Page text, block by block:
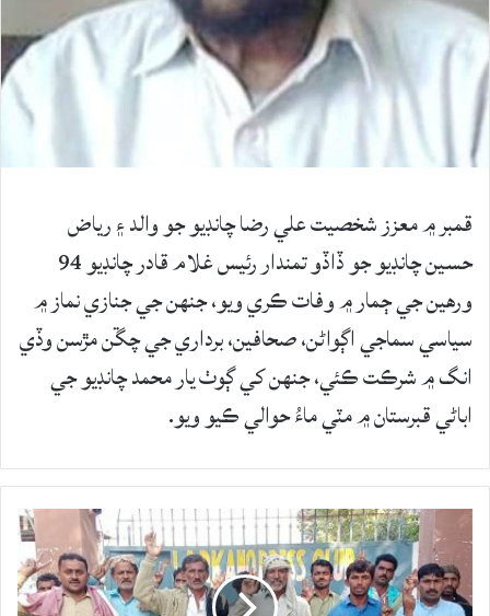
قمبر ۾ معزز شخصيت علي رضا چانڊيو جو والد ۽ رياض
حسين چانڊيو جو ڏاڏو تمندار رئيس غلام قادر چانڊيو 94
ورهين جي ڄمار ۾ وفات ڪري ويو، جنھن جي جنازي نماز ۾
سياسي سماجي اڳواڻن، صحافين، برداري جي چڱن مڙسن وڏي
انگ ۾ شرڪت ڪئي، جنهن کي ڳوٺ يار محمد چانڊيو جي
اباڻي قبرستان ۾ مٽي ماءُ حوالي ڪيو ويو.